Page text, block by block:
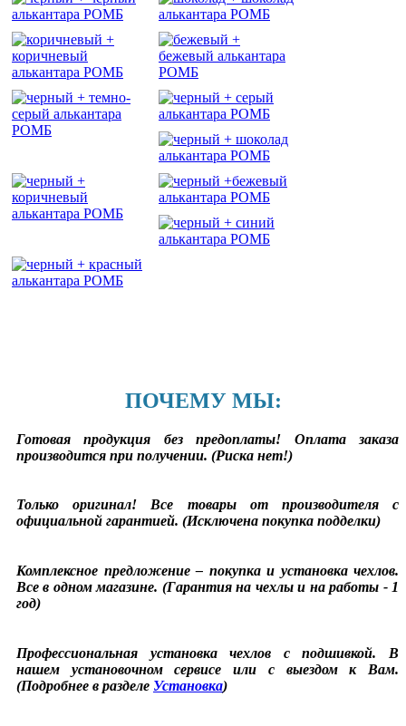
ПОЧЕМУ МЫ:
Готовая продукция без предоплаты! Оплата заказа
производится при получении. (Риска нет!)
Только оригинал! Все товары от производителя с
официальной гарантией. (Исключена покупка подделки)
Комплексное предложение – покупка и установка чехлов.
Все в одном магазине. (Гарантия на чехлы и на работы - 1
год)
Профессиональная установка чехлов с подшивкой. В
нашем установочном сервисе или с выездом к Вам.
(Подробнее в разделе Установка)